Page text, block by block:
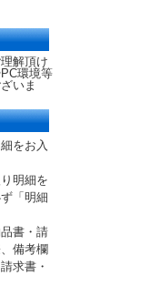
解頂け
環境等
いま
をお入
明細を
「明細
書・請
備考欄
求書・